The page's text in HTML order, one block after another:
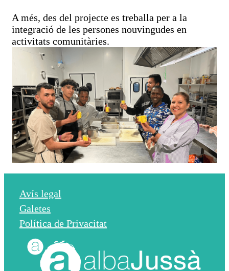
A més, des del projecte es treballa per a la
integració de les persones nouvingudes en
activitats comunitàries.
Avís legal
Galetes
Política de Privacitat